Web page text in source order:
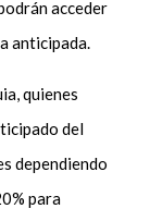
acceder
anticipada.
quienes
del
dependiendo
para